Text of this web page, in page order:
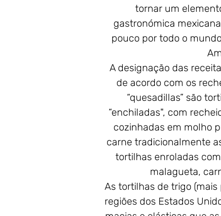
tornar um
gastronómica
pouco por todo o
A designação das
de acordo com os
“quesadillas” são
“enchiladas", com
cozinhadas em molho
carne tradicionalmente
tortilhas enroladas
malagueta,
As tortilhas de trigo
regiões dos Estados